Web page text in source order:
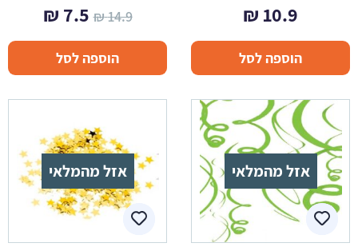
10.9
₪
הוספה לסל
14.9
₪ המחיר
המקורי
היה:
7.5
₪
הוספה לסל
אזל מהמלאי אזל מהמלאי